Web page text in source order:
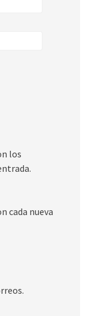
los
cada nueva